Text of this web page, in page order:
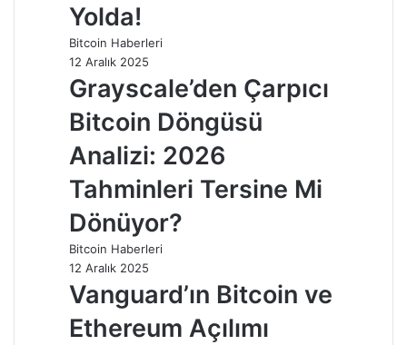
Yolda!
Bitcoin Haberleri
12 Aralık 2025
Grayscale’den Çarpıcı
Bitcoin Döngüsü
Analizi: 2026
Tahminleri Tersine Mi
Dönüyor?
Bitcoin Haberleri
12 Aralık 2025
Vanguard’ın Bitcoin ve
Ethereum Açılımı